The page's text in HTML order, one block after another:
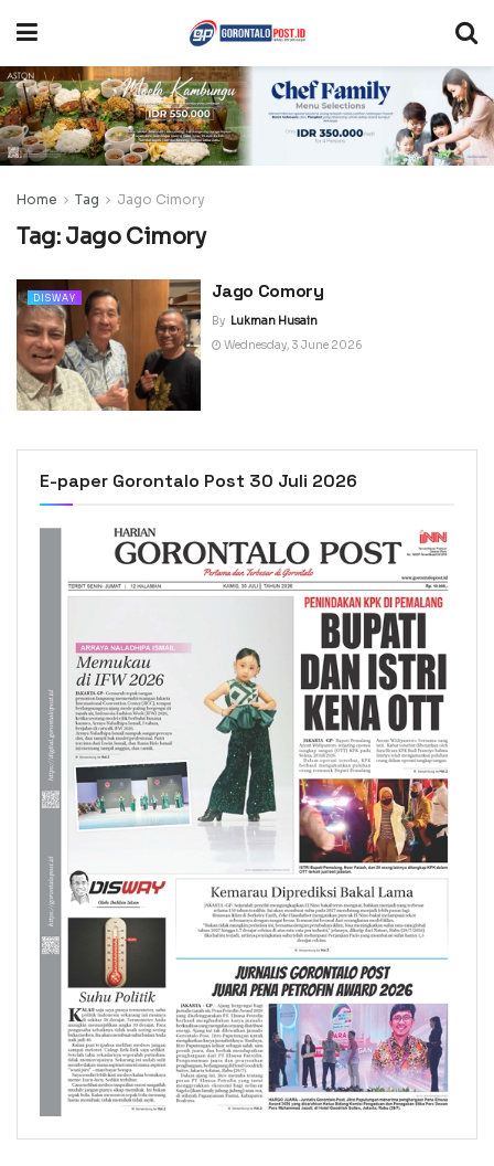
Home Tag Jago Cimory
Tag: Jago Cimory
DISWAY Jago Comory
By Lukman Husain
Wednesday, 3 June 2026
E-paper Gorontalo Post 30 Juli 2026